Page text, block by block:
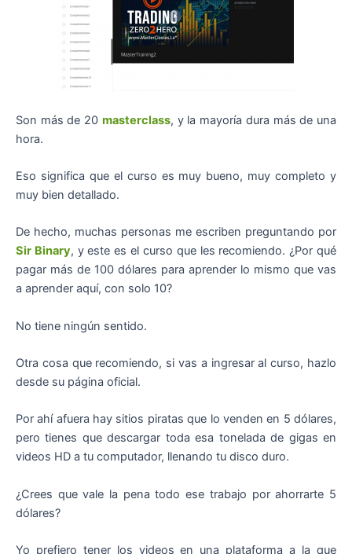
Son más de 20 masterclass, y la mayoría dura más de una
hora.
Eso significa que el curso es muy bueno, muy completo y
muy bien detallado.
De hecho, muchas personas me escriben preguntando por
Sir Binary, y este es el curso que les recomiendo. ¿Por qué
pagar más de 100 dólares para aprender lo mismo que vas
a aprender aquí, con solo 10?
No tiene ningún sentido.
Otra cosa que recomiendo, si vas a ingresar al curso, hazlo
desde su página oficial.
Por ahí afuera hay sitios piratas que lo venden en 5 dólares,
pero tienes que descargar toda esa tonelada de gigas en
videos HD a tu computador, llenando tu disco duro.
¿Crees que vale la pena todo ese trabajo por ahorrarte 5
dólares?
Yo prefiero tener los videos en una plataforma a la que